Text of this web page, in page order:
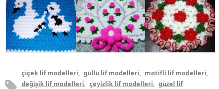
çiçek lif modelleri, güllü lif modelleri, motifli lif modelleri,
değişik lif modelleri, çeyizlik lif modelleri, güzel lif